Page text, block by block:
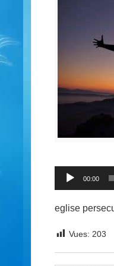
audio
00:00
eglise
Vues: 203